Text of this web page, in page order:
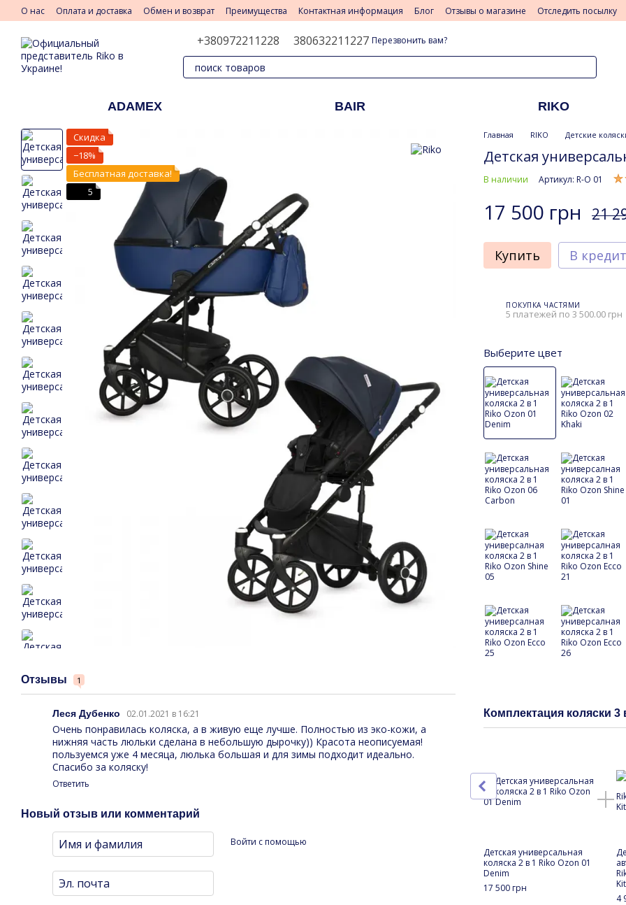
Перейти к основному контенту
О нас Оплата и доставка Обмен и возврат Преимущества Контактная информация Блог Отзывы о магазине Отследить посылку
+380972211228 380632211227 Перезвонить вам?
ADAMEX BAIR RIKO
Скидка
−18%
Бесплатная доставка!
5
Отзывы 1
Леся Дубенко 02.01.2021 в 16:21
Очень понравилась коляска, а в живую еще лучше. Полностью из эко-кожи, а
нижняя часть люльки сделана в небольшую дырочку)) Красота неописуемая!
пользуемся уже 4 месяца, люлька большая и для зимы подходит идеально.
Спасибо за коляску!
Ответить
Новый отзыв или комментарий
Войти с помощью
Главная RIKO Детские
Детская
В наличии Артикул: R-O 01
17 500 грн 21
Купить В кредит
ПОКУПКА ЧАСТЯМИ
5 платежей по 3 500.00 грн
Выберите цвет
Комплектация коляски 3
Детская универсальная
коляска 2 в 1 Riko Ozon 01
Denim
17 500 грн
4